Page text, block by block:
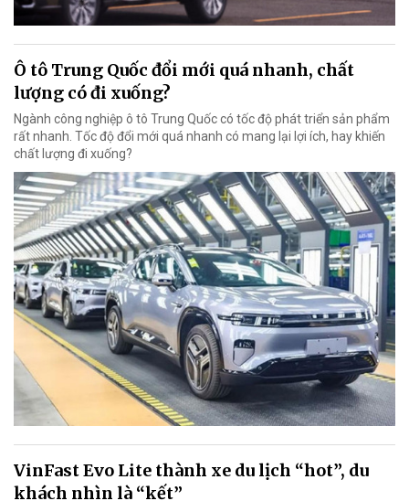
Ô tô Trung Quốc đổi mới quá nhanh, chất
lượng có đi xuống?
Ngành công nghiệp ô tô Trung Quốc có tốc độ phát triển sản phẩm
rất nhanh. Tốc độ đổi mới quá nhanh có mang lại lợi ích, hay khiến
chất lượng đi xuống?
VinFast Evo Lite thành xe du lịch “hot”, du
khách nhìn là “kết”